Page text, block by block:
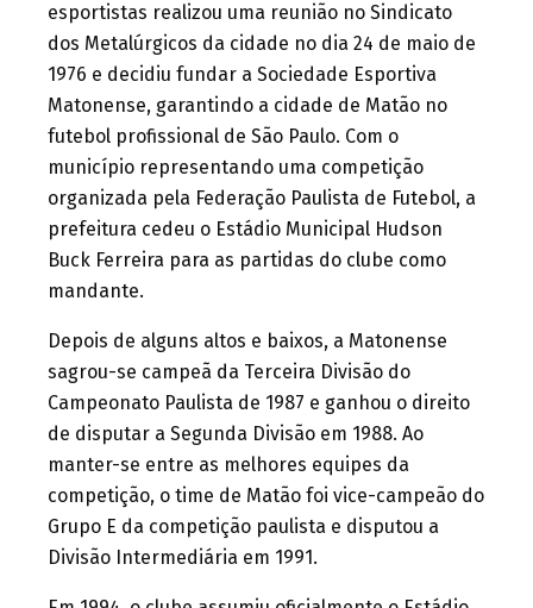
esportistas realizou uma reunião no Sindicato
dos Metalúrgicos da cidade no dia 24 de maio de
1976 e decidiu fundar a Sociedade Esportiva
Matonense, garantindo a cidade de Matão no
futebol profissional de São Paulo. Com o
município representando uma competição
organizada pela Federação Paulista de Futebol, a
prefeitura cedeu o Estádio Municipal Hudson
Buck Ferreira para as partidas do clube como
mandante.
Depois de alguns altos e baixos, a Matonense
sagrou-se campeã da Terceira Divisão do
Campeonato Paulista de 1987 e ganhou o direito
de disputar a Segunda Divisão em 1988. Ao
manter-se entre as melhores equipes da
competição, o time de Matão foi vice-campeão do
Grupo E da competição paulista e disputou a
Divisão Intermediária em 1991.